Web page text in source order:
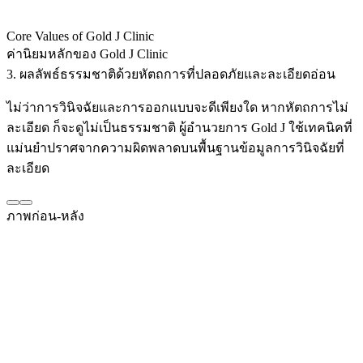
Core Values of Gold J Clinic
ค่านิยมหลักของ Gold J Clinic
3. ผลลัพธ์ธรรมชาติด้วยหัตถการที่ปลอดภัยและละเอียดอ่อน
ไม่ว่าการวินิจฉัยและการออกแบบจะดีเพียงใด หากหัตถการไม่
ละเอียด ก็จะดูไม่เป็นธรรมชาติ ผู้อำนวยการ Gold J ใช้เทคนิคที่
แม่นยำปราศจากความผิดพลาดบนพื้นฐานข้อมูลการวินิจฉัยที่
ละเอียด
ภาพก่อน-หลัง